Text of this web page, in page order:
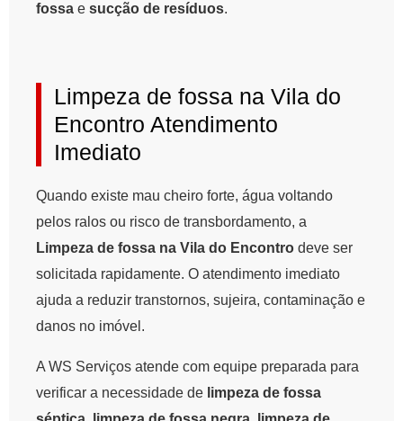
fossa e sucção de resíduos.
Limpeza de fossa na Vila do
Encontro Atendimento
Imediato
Quando existe mau cheiro forte, água voltando
pelos ralos ou risco de transbordamento, a
Limpeza de fossa na Vila do Encontro deve ser
solicitada rapidamente. O atendimento imediato
ajuda a reduzir transtornos, sujeira, contaminação e
danos no imóvel.
A WS Serviços atende com equipe preparada para
verificar a necessidade de limpeza de fossa